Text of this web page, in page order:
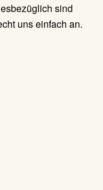
sind
uns einfach an.